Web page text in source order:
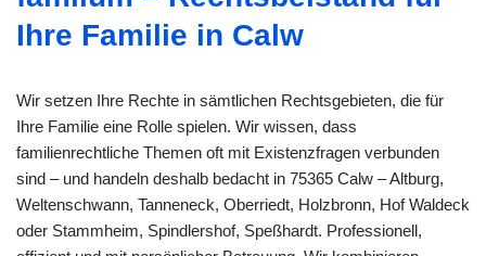
Ihre Familie in Calw
Wir setzen Ihre Rechte in sämtlichen Rechtsgebieten, die für
Ihre Familie eine Rolle spielen. Wir wissen, dass
familienrechtliche Themen oft mit Existenzfragen verbunden
sind – und handeln deshalb bedacht in 75365 Calw – Altburg,
Weltenschwann, Tanneneck, Oberriedt, Holzbronn, Hof Waldeck
oder Stammheim, Spindlershof, Speßhardt. Professionell,